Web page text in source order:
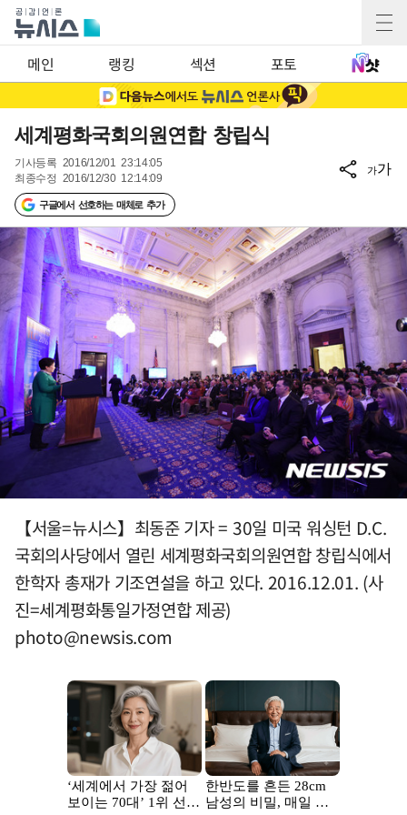
메인 랭킹 섹션 포토
세계평화국회의원연합 창립식
기사등록 2016/12/01 23:14:05
최종수정 2016/12/30 12:14:09
구글에서 선호하는 매체로 추가
가가
【서울=뉴시스】최동준 기자 = 30일 미국 워싱턴 D.C.
국회의사당에서 열린 세계평화국회의원연합 창립식에서
한학자 총재가 기조연설을 하고 있다. 2016.12.01. (사
진=세계평화통일가정연합 제공)
photo@newsis.com